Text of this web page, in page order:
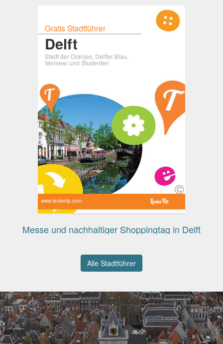
Gratis Stadtführer
Delft
Stadt der Oranjes, Delfter Blau,
Vermeer und Studenten
www.leuketip.com
Messe und nachhaltiger Shoppingtag in Delft
Alle Stadtführer